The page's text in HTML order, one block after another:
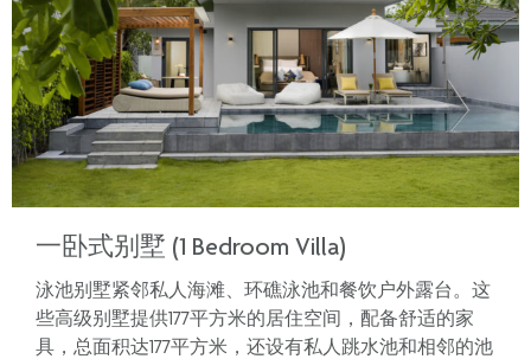
一卧式别墅 (1 Bedroom Villa)
泳池别墅紧邻私人海滩、环礁泳池和餐饮户外露台。这
些高级别墅提供177平方米的居住空间，配备舒适的家
具，总面积达177平方米，还设有私人跳水池和相邻的池